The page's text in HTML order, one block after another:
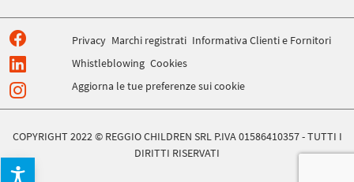
Privacy Marchi registrati Informativa Clienti e Fornitori
Whistleblowing Cookies
Aggiorna le tue preferenze sui cookie
COPYRIGHT 2022 © REGGIO CHILDREN SRL P.IVA 01586410357 - TUTTI I
DIRITTI RISERVATI